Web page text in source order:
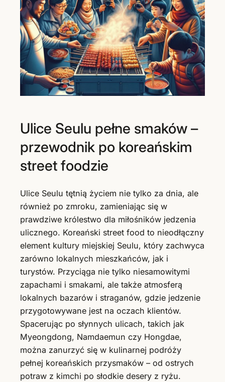
Ulice Seulu pełne smaków –
przewodnik po koreańskim
street foodzie
Ulice Seulu tętnią życiem nie tylko za dnia, ale
również po zmroku, zamieniając się w
prawdziwe królestwo dla miłośników jedzenia
ulicznego. Koreański street food to nieodłączny
element kultury miejskiej Seulu, który zachwyca
zarówno lokalnych mieszkańców, jak i
turystów. Przyciąga nie tylko niesamowitymi
zapachami i smakami, ale także atmosferą
lokalnych bazarów i straganów, gdzie jedzenie
przygotowywane jest na oczach klientów.
Spacerując po słynnych ulicach, takich jak
Myeongdong, Namdaemun czy Hongdae,
można zanurzyć się w kulinarnej podróży
pełnej koreańskich przysmaków – od ostrych
potraw z kimchi po słodkie desery z ryżu.